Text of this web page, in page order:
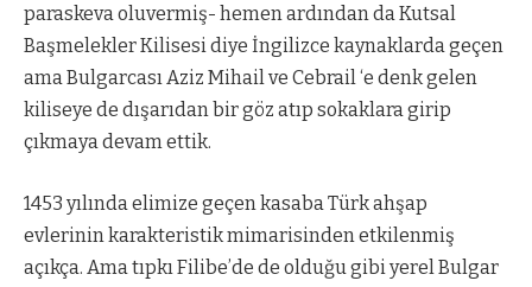
paraskeva oluvermiş- hemen ardından da Kutsal
Başmelekler Kilisesi diye İngilizce kaynaklarda geçen
ama Bulgarcası Aziz Mihail ve Cebrail ‘e denk gelen
kiliseye de dışarıdan bir göz atıp sokaklara girip
çıkmaya devam ettik.
1453 yılında elimize geçen kasaba Türk ahşap
evlerinin karakteristik mimarisinden etkilenmiş
açıkça. Ama tıpkı Filibe’de de olduğu gibi yerel Bulgar